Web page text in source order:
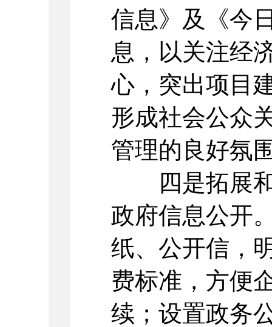
信息》及《今
息，以关注经
心，突出项目
形成社会公众
管理的良好氛
四是拓展和
政府信息公开
纸、公开信，
费标准，方便
续；设置政务